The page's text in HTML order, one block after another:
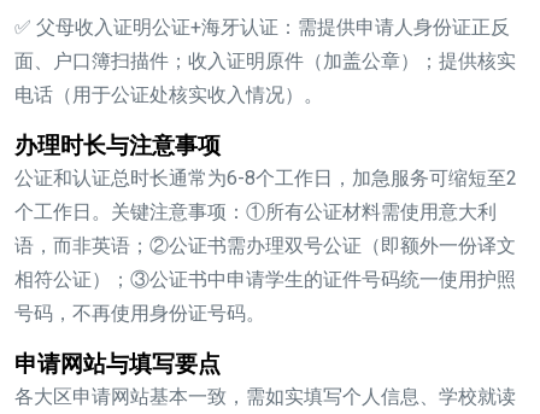
✅ 父母收入证明公证+海牙认证 ：需提供申请人身份证正反
面、户口簿扫描件；收入证明原件（加盖公章）；提供核实
电话（用于公证处核实收入情况）。
办理时长与注意事项
公证和认证总时长通常为6-8个工作日，加急服务可缩短至2
个工作日。关键注意事项： ①所有公证材料需使用意大利
语，而非英语；②公证书需办理双号公证（即额外一份译文
相符公证）；③公证书中申请学生的证件号码统一使用护照
号码，不再使用身份证号码。
申请网站与填写要点
各大区申请网站基本一致，需如实填写个人信息、学校就读